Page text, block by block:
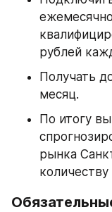
рублей
Получать
месяц.
По итогу
рынка
количеству